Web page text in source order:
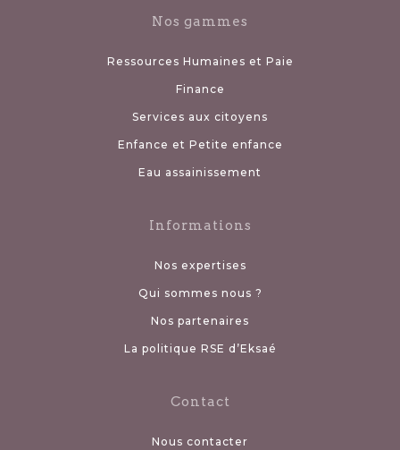
Nos gammes
Ressources Humaines et Paie
Finance
Services aux citoyens
Enfance et Petite enfance
Eau assainissement
Informations
Nos expertises
Qui sommes nous ?
Nos partenaires
La politique RSE d’Eksaé
Contact
Nous contacter